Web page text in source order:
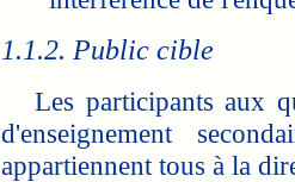
1.1.2. Public cible
Les participants aux
d'enseignement
appartiennent tous à la